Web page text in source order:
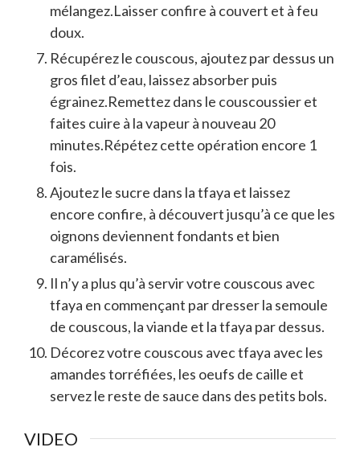
mélangez.Laisser confire à couvert et à feu
doux.
Récupérez le couscous, ajoutez par dessus un
gros filet d’eau, laissez absorber puis
égrainez.Remettez dans le couscoussier et
faites cuire à la vapeur à nouveau 20
minutes.Répétez cette opération encore 1
fois.
Ajoutez le sucre dans la tfaya et laissez
encore confire, à découvert jusqu’à ce que les
oignons deviennent fondants et bien
caramélisés.
Il n’y a plus qu’à servir votre couscous avec
tfaya en commençant par dresser la semoule
de couscous, la viande et la tfaya par dessus.
Décorez votre couscous avec tfaya avec les
amandes torréfiées, les oeufs de caille et
servez le reste de sauce dans des petits bols.
VIDEO